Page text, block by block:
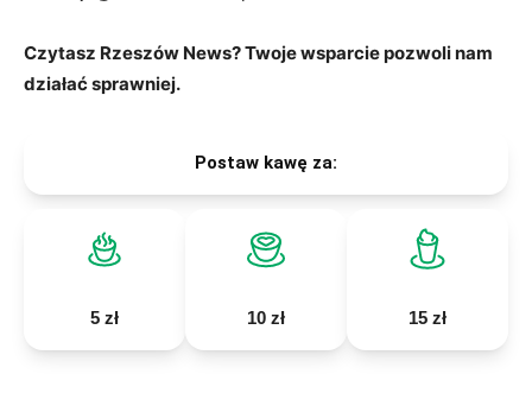
Czytasz Rzeszów News? Twoje wsparcie pozwoli nam
działać sprawniej.
Postaw kawę za:
5 zł 10 zł 15 zł